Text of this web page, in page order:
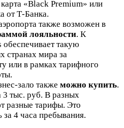
«Black Premium» или
от Т-Банка.
также возможен в
лояльности. К
такую
странах мира за
или в рамках тарифного
зало также можно купить.
3 тыс. руб. В разных
разные тарифы. Это
4 часа пребывания.